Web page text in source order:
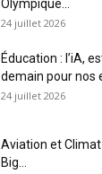
Olympique...
24 juillet 2026
Éducation : l’iA,
demain pour nos
24 juillet 2026
Aviation et Climat
Big...